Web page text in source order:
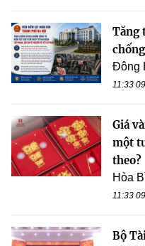
Tăng
Đông
11:33
Giá
một
theo?
Hòa
11:33
Bộ